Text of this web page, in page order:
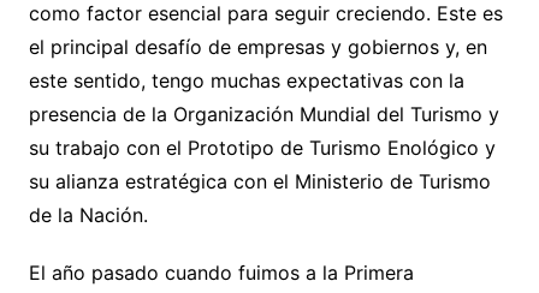
como factor esencial para seguir creciendo. Este es
el principal desafío de empresas y gobiernos y, en
este sentido, tengo muchas expectativas con la
presencia de la Organización Mundial del Turismo y
su trabajo con el Prototipo de Turismo Enológico y
su alianza estratégica con el Ministerio de Turismo
de la Nación.
El año pasado cuando fuimos a la Primera